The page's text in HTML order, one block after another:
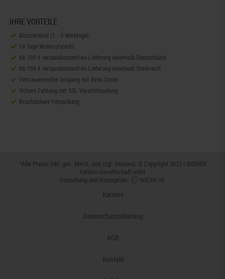
IHRE VORTEILE
Blitzversand (1 - 3 Werktage)
14 Tage Widerrufsrecht
Ab 100 € versandkostenfreie Lieferung innerhalb Deutschland
Ab 150 € versandkostenfreie Lieferung innerhalb Österreich
Vertrauensvoller Umgang mit Ihren Daten
Sichere Zahlung mit SSL-Verschlüsselung
Bruchsichere Verpackung
*Alle Preise inkl. ges. MwSt. und zzgl. Versand. © Copyright 2023 LINDNER
Falzlos-Gesellschaft mbH
Gestaltung und Konzeption:
Karriere
Datenschutzerklärung
AGB
Kontakt